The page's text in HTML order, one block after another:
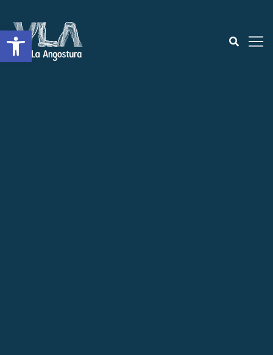
Abrir a barra de ferramentas